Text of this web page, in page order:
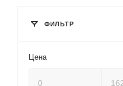
ФИЛЬТР
Цена